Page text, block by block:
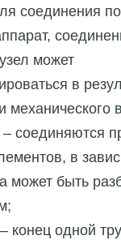
соединения
может
в
механического
соединяются
в
может быть
конец одной